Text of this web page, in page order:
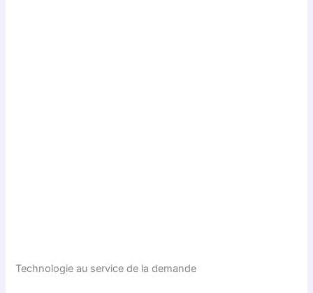
Technologie au service de la demande